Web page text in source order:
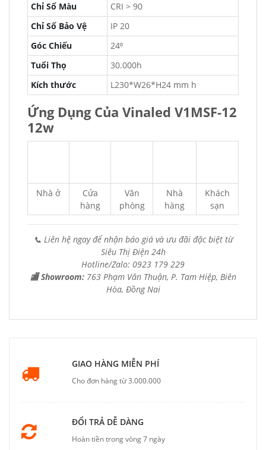
Chỉ Số Màu
CRI > 90
Chỉ Số Bảo Vệ
IP 20
Góc Chiếu
24⁰
Tuổi Thọ
30.000h
Kích thước
L230*W26*H24 mm h
Ứng Dụng Của Vinaled V1MSF-12
12w
Nhà ở
Cửa
hàng
Văn
phòng
Nhà
hàng
Khách
sạn
📞 Liên hệ ngay để nhận báo giá và ưu đãi đặc biệt từ
Siêu Thị Điện 24h
Hotline/Zalo: 0923 179 229
🏬 Showroom: 763 Phạm Văn Thuận, P. Tam Hiệp, Biên
Hòa, Đồng Nai
GIAO HÀNG MIỄN PHÍ
Cho đơn hàng từ 3.000.000
ĐỔI TRẢ DỄ DÀNG
Hoàn tiền trong vòng 7 ngày